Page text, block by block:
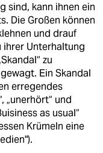
sind, kann ihnen ein
Die Großen können
und drauf
ihrer Unterhaltung
zu
Ein Skandal
erregendes
„unerhört“ und
as usual“
Krümeln eine